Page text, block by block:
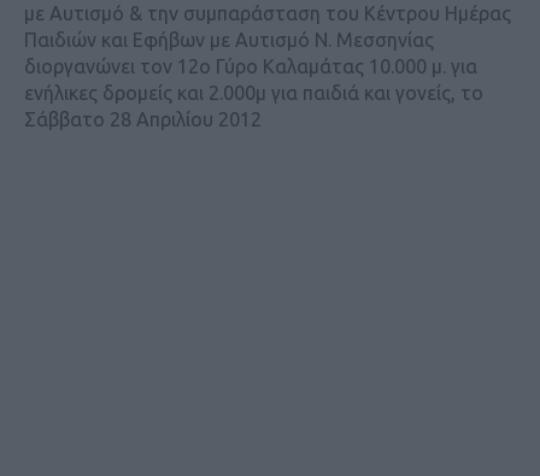
με Αυτισμό & την συμπαράσταση του Κέντρου Ημέρας
Παιδιών και Εφήβων με Αυτισμό Ν. Μεσσηνίας
διοργανώνει τον 12ο Γύρο Καλαμάτας 10.000 μ. για
ενήλικες δρομείς και 2.000μ για παιδιά και γονείς, το
Σάββατο 28 Απριλίου 2012